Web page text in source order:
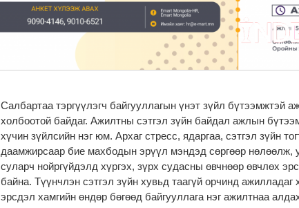
Салбартаа тэргүүлэгч байгууллагын үнэт зүйл бүтээмжтэй
холбоотой байдаг. Ажилтны сэтгэл зүйн байдал ажлын
хүчин зүйлсийн нэг юм. Архаг стресс, ядаргаа, сэтгэл зүйн
даамжирсаар бие махбодын эрүүл мэндэд сөргөөр нөлөөлж,
суларч нойргүйдэлд хүргэх, зүрх судасны өвчнөөр өвчлөх
байна. Түүнчлэн сэтгэл зүйн хувьд таагүй орчинд ажилладаг
эрсдэл хамгийн өндөр бөгөөд байгууллага нэг ажилтнаа